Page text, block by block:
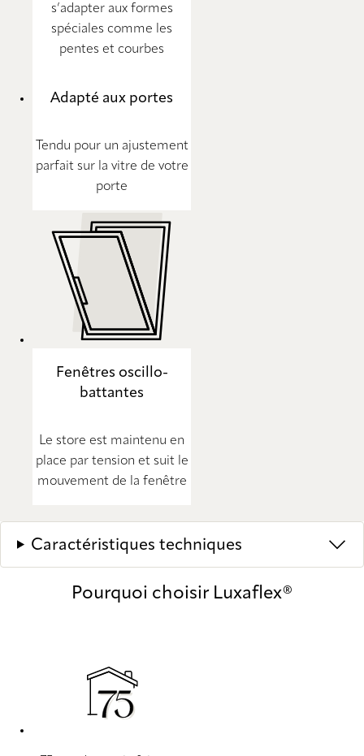
s’adapter aux formes
spéciales comme les
pentes et courbes
Adapté aux portes
Tendu pour un ajustement
parfait sur la vitre de votre
porte
Fenêtres oscillo-
battantes
Le store est maintenu en
place par tension et suit le
mouvement de la fenêtre
Caractéristiques techniques
Pourquoi choisir Luxaflex®